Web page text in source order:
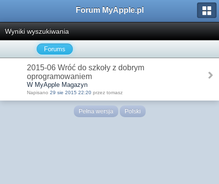
Forum MyApple.pl
Wyniki wyszukiwania
Forums
2015-06 Wróć do szkoły z dobrym
oprogramowaniem
W MyApple Magazyn
Napisano 29 sie 2015 22:20 przez tomasz
Pełna wersja Polski